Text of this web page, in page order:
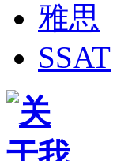
雅思
SSAT